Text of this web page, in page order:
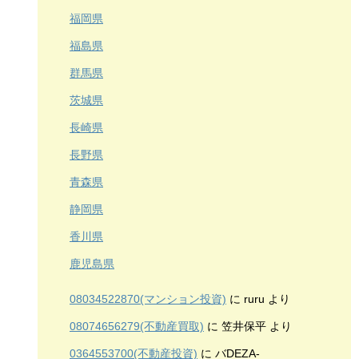
福岡県
福島県
群馬県
茨城県
長崎県
長野県
青森県
静岡県
香川県
鹿児島県
08034522870(マンション投資) に ruru より
08074656279(不動産買取) に 笠井保平 より
0364553700(不動産投資) に バDEZA-